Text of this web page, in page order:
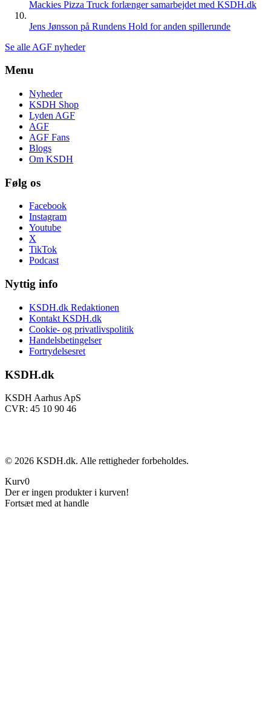
Mackies Pizza Truck forlænger samarbejdet med KSDH.dk
Jens Jønsson på Rundens Hold for anden spillerunde
Se alle AGF nyheder
Menu
Nyheder
KSDH Shop
Lyden AGF
AGF
AGF Fans
Blogs
Om KSDH
Følg os
Facebook
Instagram
Youtube
X
TikTok
Podcast
Nyttig info
KSDH.dk Redaktionen
Kontakt KSDH.dk
Cookie- og privatlivspolitik
Handelsbetingelser
Fortrydelsesret
KSDH.dk
KSDH Aarhus ApS
CVR: 45 10 90 46
© 2026 KSDH.dk. Alle rettigheder forbeholdes.
Kurv0
Der er ingen produkter i kurven!
Fortsæt med at handle